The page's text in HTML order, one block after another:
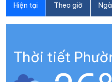
Hiện tại Theo giờ
Thời tiết